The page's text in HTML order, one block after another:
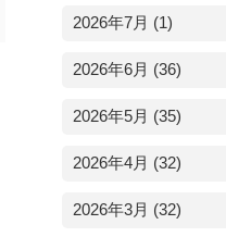
2026年7月 (1)
2026年6月 (36)
2026年5月 (35)
2026年4月 (32)
2026年3月 (32)